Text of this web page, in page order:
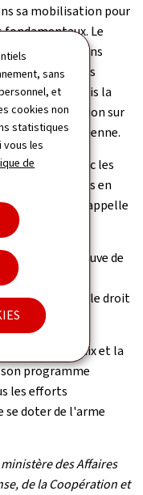
sans
et
cookies non
statistiques
vous les
de
sa mobilisation pour
fondamentaux. Le
et résolutions
les mesures
y compris la
de la révolution sur
l'Union européenne.
solidarité avec les
iraniennes en
et appelle
à faire preuve de
protéger les
avec le droit
menace la paix et la
programme
les efforts
se doter de l'arme
des Affaires
de la Coopération et